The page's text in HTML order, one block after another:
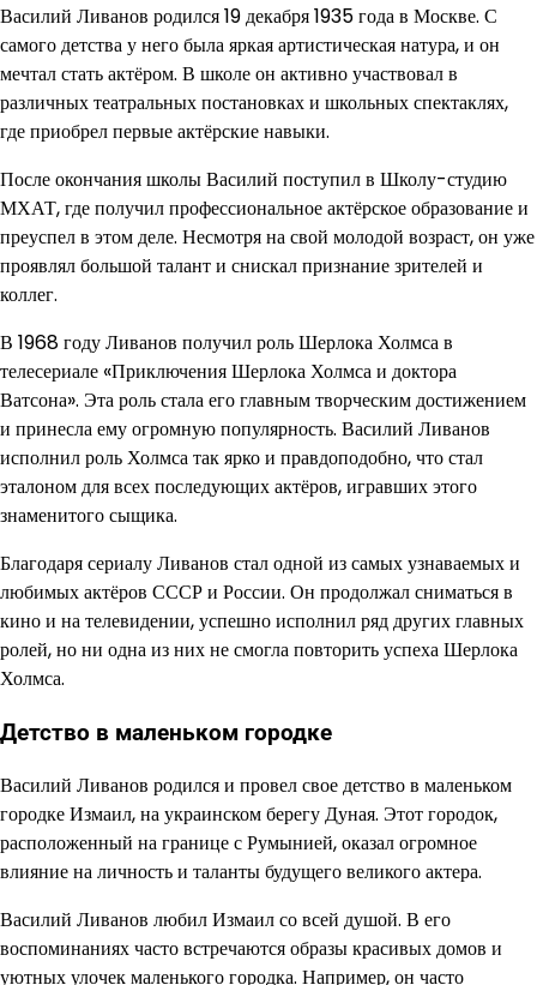
Василий Ливанов родился 19 декабря 1935 года в Москве. С
самого детства у него была яркая артистическая натура, и он
мечтал стать актёром. В школе он активно участвовал в
различных театральных постановках и школьных спектаклях,
где приобрел первые актёрские навыки.
После окончания школы Василий поступил в Школу-студию
МХАТ, где получил профессиональное актёрское образование и
преуспел в этом деле. Несмотря на свой молодой возраст, он уже
проявлял большой талант и снискал признание зрителей и
коллег.
В 1968 году Ливанов получил роль Шерлока Холмса в
телесериале «Приключения Шерлока Холмса и доктора
Ватсона». Эта роль стала его главным творческим достижением
и принесла ему огромную популярность. Василий Ливанов
исполнил роль Холмса так ярко и правдоподобно, что стал
эталоном для всех последующих актёров, игравших этого
знаменитого сыщика.
Благодаря сериалу Ливанов стал одной из самых узнаваемых и
любимых актёров СССР и России. Он продолжал сниматься в
кино и на телевидении, успешно исполнил ряд других главных
ролей, но ни одна из них не смогла повторить успеха Шерлока
Холмса.
Детство в маленьком городке
Василий Ливанов родился и провел свое детство в маленьком
городке Измаил, на украинском берегу Дуная. Этот городок,
расположенный на границе с Румынией, оказал огромное
влияние на личность и таланты будущего великого актера.
Василий Ливанов любил Измаил со всей душой. В его
воспоминаниях часто встречаются образы красивых домов и
уютных улочек маленького городка. Например, он часто